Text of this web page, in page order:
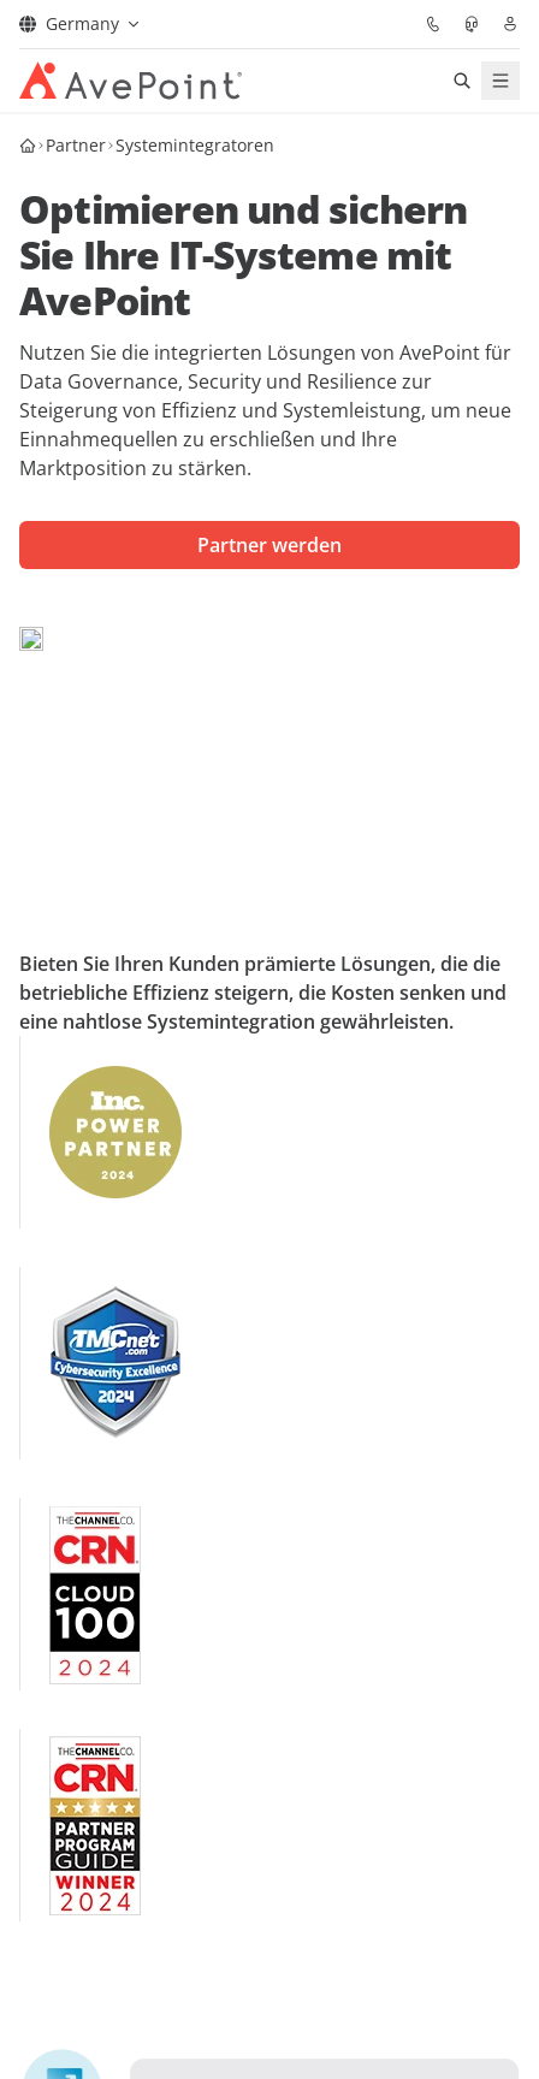
Germany
Lösungen
Confidence Platform
Pricing
Ressourcen
Über AvePoint
Demo
Partner Systemintegratoren
Optimieren und sichern
Sie Ihre IT-Systeme mit
AvePoint
Nutzen Sie die integrierten Lösungen von AvePoint für
Data Governance, Security und Resilience zur
Steigerung von Effizienz und Systemleistung, um neue
Einnahmequellen zu erschließen und Ihre
Marktposition zu stärken.
Partner werden
Bieten Sie Ihren Kunden prämierte Lösungen, die die
betriebliche Effizienz steigern, die Kosten senken und
eine nahtlose Systemintegration gewährleisten.